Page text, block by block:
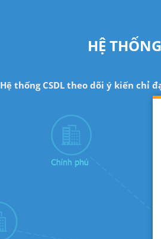
HỆ
Hệ thống CSDL theo dõi ý kiến chỉ